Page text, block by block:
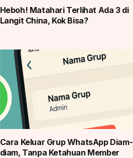
Heboh! Matahari Terlihat Ada 3 di
Langit China, Kok Bisa?
Cara Keluar Grup WhatsApp Diam-
diam, Tanpa Ketahuan Member